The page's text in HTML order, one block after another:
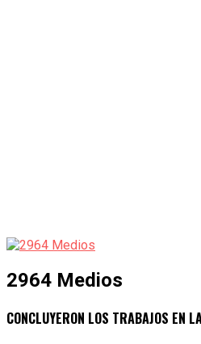
2964 Medios
CONCLUYERON LOS TRABAJOS EN